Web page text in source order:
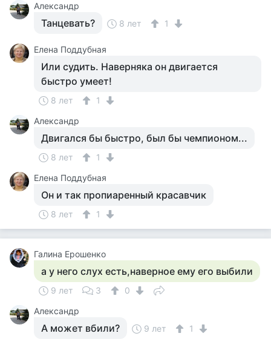
Александр
Танцевать? 8 лет 1
Елена Поддубная
Или судить. Наверняка он двигается
быстро умеет!
8 лет
1
Александр
Двигался бы быстро, был бы чемпионом...
8 лет
1
Елена Поддубная
Он и так пропиаренный красавчик
8 лет 1
Галина Ерошенко
а у него слух есть,наверное ему его выбили
9 лет 3
0
Александр
А может вбили? 9 лет 1